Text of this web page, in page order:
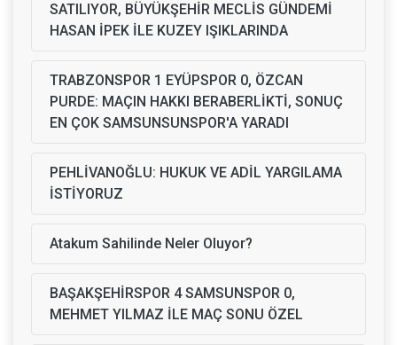
SATILIYOR, BÜYÜKŞEHİR MECLİS GÜNDEMİ
HASAN İPEK İLE KUZEY IŞIKLARINDA
TRABZONSPOR 1 EYÜPSPOR 0, ÖZCAN
PURDE: MAÇIN HAKKI BERABERLİKTİ, SONUÇ
EN ÇOK SAMSUNSUNSPOR'A YARADI
PEHLİVANOĞLU: HUKUK VE ADİL YARGILAMA
İSTİYORUZ
Atakum Sahilinde Neler Oluyor?
BAŞAKŞEHİRSPOR 4 SAMSUNSPOR 0,
MEHMET YILMAZ İLE MAÇ SONU ÖZEL